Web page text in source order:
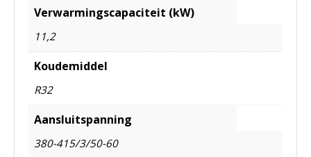
Verwarmingscapaciteit (kW)
11,2
Koudemiddel
R32
Aansluitspanning
380-415/3/50-60